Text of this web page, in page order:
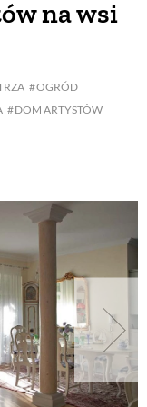
na wsi
OGRÓD
DOM ARTYSTÓW